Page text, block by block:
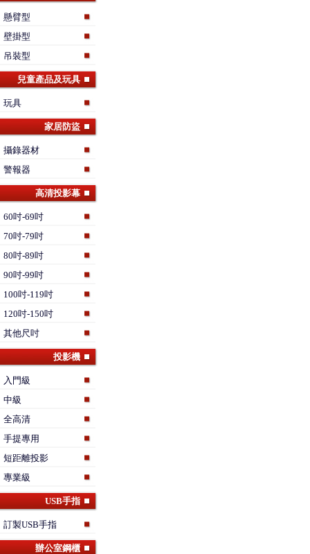
懸臂型
壁掛型
吊裝型
兒童產品及玩具
玩具
家居防盜
攝錄器材
警報器
高清投影幕
60吋-69吋
70吋-79吋
80吋-89吋
90吋-99吋
100吋-119吋
120吋-150吋
其他尺吋
投影機
入門級
中級
全高清
手提專用
短距離投影
專業級
USB手指
訂製USB手指
辦公室鋼櫃